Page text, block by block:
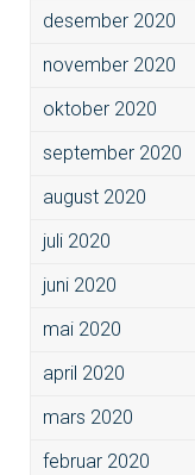
desember 2020
november 2020
oktober 2020
september 2020
august 2020
juli 2020
juni 2020
mai 2020
april 2020
mars 2020
februar 2020